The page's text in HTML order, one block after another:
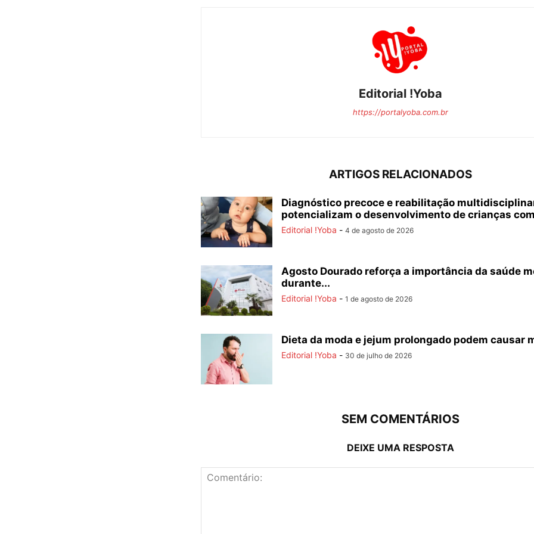
Editorial !Yoba
https://portalyoba.com.br
ARTIGOS RELACIONADOS
Diagnóstico precoce e reabilitação
potencializam o desenvolvimento de crianças
Editorial !Yoba - 4 de agosto de 2026
Agosto Dourado reforça a importância da saúde
durante...
Editorial !Yoba - 1 de agosto de 2026
Dieta da moda e jejum prolongado podem causar
Editorial !Yoba - 30 de julho de 2026
SEM COMENTÁRIOS
DEIXE UMA RESPOSTA